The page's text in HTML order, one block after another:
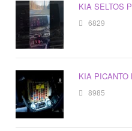
KIA
6829
KIA
8985